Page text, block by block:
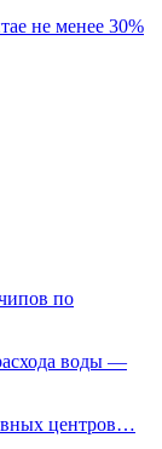
не менее 30%
по
воды —
центров…